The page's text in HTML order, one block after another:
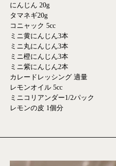
にんじん 20g
タマネギ20g
コニャック 5cc
ミニ黄にんじん3本
ミニ丸にんじん3本
ミニ橙にんじん3本
ミニ紫にんじん2本
カレードレッシング 適量
レモンオイル 5cc
ミニコリアンダー1/2パック
レモンの皮 1個分